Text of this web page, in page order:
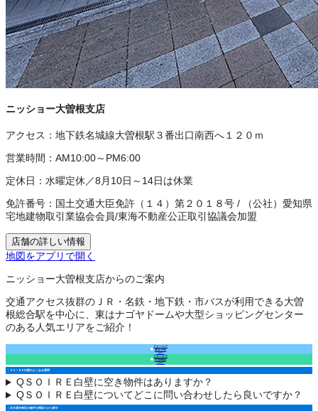
ニッショー大曽根支店
アクセス： 地下鉄名城線大曽根駅３番出口南西へ１２０ｍ
営業時間： AM10:00～PM6:00
定休日： 水曜定休／8月10日～14日は休業
免許番号： 国土交通大臣免許（１４）第２０１８号 /
（公社）愛知県
宅地建物取引業協会会員/東海不動産公正取引協議会加盟
店舗の詳しい情報
地図をアプリで開く
ニッショー大曽根支店からのご案内
交通アクセス抜群のＪＲ・名鉄・地下鉄・市バスが利用できる大曽
根総合駅を中心に、東はナゴヤドームや大型ショッピングセンター
のある人気エリアをご紹介！
フォームで
来店予約
（無料）
フォームで
空室確認
（無料）
ＳＯＩＲＥ白壁のよくある質問
QＳＯＩＲＥ白壁に空き物件はありますか？
QＳＯＩＲＥ白壁についてどこに問い合わせしたら良いですか？
名古屋市東区の物件を間取りから探す